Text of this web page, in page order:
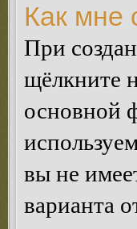
Как мне
При
щёлкните
основной
вы не
варианта